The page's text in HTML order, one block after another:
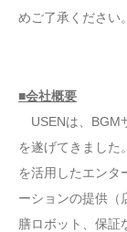
めご了承ください。
■会社概要
USENは、BGM
を遂げてきました
を活用したエンタ
ーションの提供（
膳ロボット、保証